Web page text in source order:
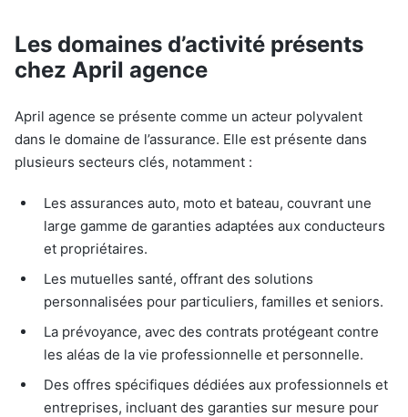
Les domaines d’activité présents
chez April agence
April agence se présente comme un acteur polyvalent
dans le domaine de l’assurance. Elle est présente dans
plusieurs secteurs clés, notamment :
Les assurances auto, moto et bateau, couvrant une
large gamme de garanties adaptées aux conducteurs
et propriétaires.
Les mutuelles santé, offrant des solutions
personnalisées pour particuliers, familles et seniors.
La prévoyance, avec des contrats protégeant contre
les aléas de la vie professionnelle et personnelle.
Des offres spécifiques dédiées aux professionnels et
entreprises, incluant des garanties sur mesure pour